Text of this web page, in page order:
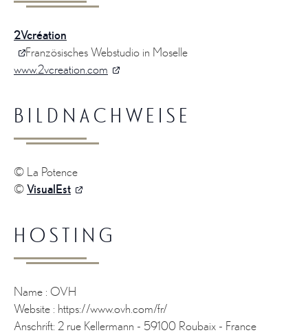
2Vcréation
Französisches Webstudio in Moselle
www.2vcreation.com
BILDNACHWEISE
© La Potence
©VisualEst
HOSTING
Name : OVH
Website : https://www.ovh.com/fr/
Anschrift: 2 rue Kellermann - 59100 Roubaix - France